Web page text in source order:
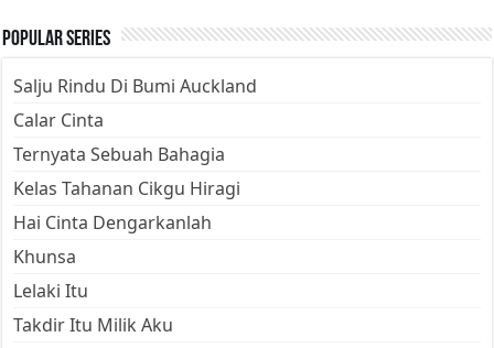
Popular Series
Salju Rindu Di Bumi Auckland
Calar Cinta
Ternyata Sebuah Bahagia
Kelas Tahanan Cikgu Hiragi
Hai Cinta Dengarkanlah
Khunsa
Lelaki Itu
Takdir Itu Milik Aku